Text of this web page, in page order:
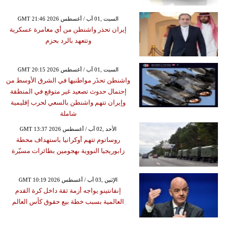
GMT 21:46 2026 السبت ,01 آب / أغسطس
إيران تحذر واشنطن من أي مغامرة عسكرية
وتتعهد بالرد بحزم
GMT 20:15 2026 السبت ,01 آب / أغسطس
واشنطن تحذَر مواطنيها في الشرق الأوسط من
إحتمال حدوث تصعيد غير متوقع في المنطقة
وإيران تتهم واشنطن بالسعي لحرب إقليمية
شاملة
GMT 13:37 2026 الأحد ,02 آب / أغسطس
روساتوم تتهم أوكرانيا باستهداف محطة
زابوريجيا النووية بهجومين بطائرات مسيّرة
GMT 10:19 2026 الإثنين ,03 آب / أغسطس
إنفانتينو يواجه أزمة ثقة داخل كرة القدم
العالمية بسبب خطة بيع حقوق كأس العالم